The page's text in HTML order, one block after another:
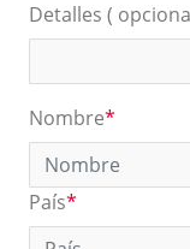
Detalles (
Nombre*
País*